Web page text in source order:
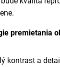
premietania
kontrast a